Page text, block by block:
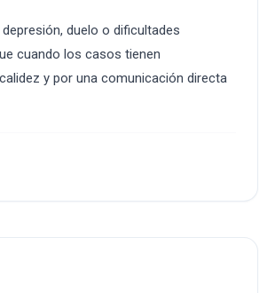
duelo o dificultades
cuando los casos tienen
y por una comunicación directa